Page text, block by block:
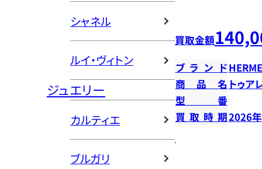
シャネル
ルイ・ヴィトン
ジュエリー
カルティエ
ブルガリ
買取金額
ブランド
商品名 トゥ
型番
買取時期2026